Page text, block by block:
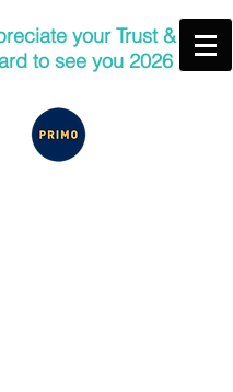
your Trust &
to see you 2026